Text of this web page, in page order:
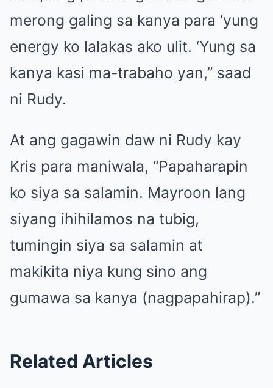
merong galing sa kanya para ‘yung
energy ko lalakas ako ulit. ‘Yung sa
kanya kasi ma-trabaho yan,” saad
ni Rudy.
At ang gagawin daw ni Rudy kay
Kris para maniwala, “Papaharapin
ko siya sa salamin. Mayroon lang
siyang ihihilamos na tubig,
tumingin siya sa salamin at
makikita niya kung sino ang
gumawa sa kanya (nagpapahirap).”
Related Articles